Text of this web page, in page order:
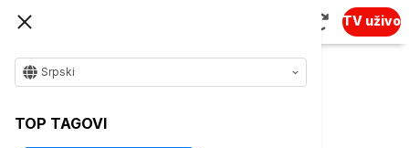
TV uživo
Srpski
TOP TAGOVI
Vise o temi